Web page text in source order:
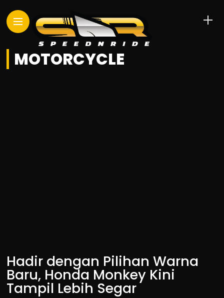
MOTORCYCLE
Hadir dengan Pilihan Warna
Baru, Honda Monkey Kini
Tampil Lebih Segar